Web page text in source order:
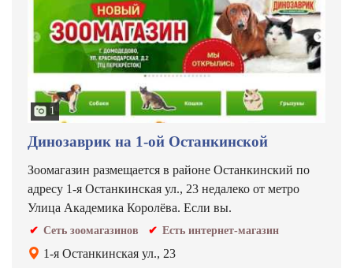
1
Динозаврик на 1-ой Останкинской
Зоомагазин размещается в районе Останкинский по
адресу 1-я Останкинская ул., 23 недалеко от метро
Улица Академика Королёва. Если вы.
Сеть зоомагазинов Есть интернет-магазин
1-я Останкинская ул., 23